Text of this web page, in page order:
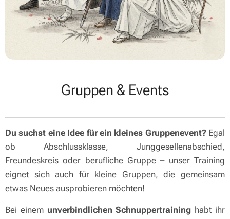
Gruppen & Events
Du suchst eine Idee für ein kleines Gruppenevent?Egal
ob Abschlussklasse, Junggesellenabschied,
Freundeskreis oder berufliche Gruppe – unser Training
eignet sich auch für kleine Gruppen, die gemeinsam
etwas Neues ausprobieren möchten!
Bei einem unverbindlichen Schnuppertraining habt ihr